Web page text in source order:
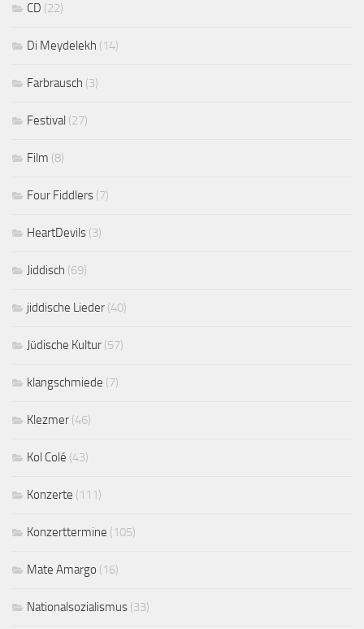
CD (22)
Di Meydelekh (14)
Farbrausch (3)
Festival (27)
Film (8)
Four Fiddlers (7)
HeartDevils (3)
Jiddisch (69)
jiddische Lieder (40)
Jüdische Kultur (57)
klangschmiede (7)
Klezmer (46)
Kol Colé (43)
Konzerte (111)
Konzerttermine (105)
Mate Amargo (16)
Nationalsozialismus (33)